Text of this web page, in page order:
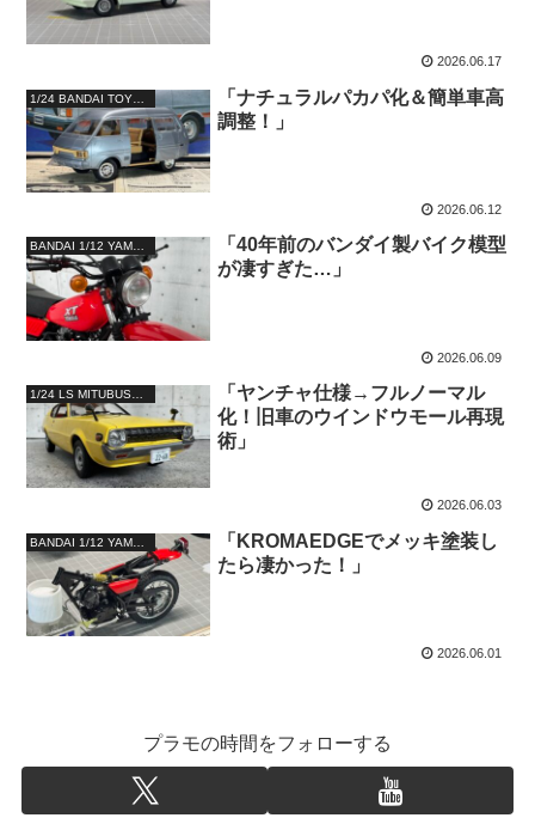
2026.06.17
「ナチュラルパカパ化＆簡単車高
調整！」
2026.06.12
BANDAI 1/12 YAMAHA XT250
「40年前のバンダイ製バイク模型
が凄すぎた…」
2026.06.09
「ヤンチャ仕様→フルノーマル
化！旧車のウインドウモール再現
術」
2026.06.03
「KROMAEDGEでメッキ塗装し
たら凄かった！」
2026.06.01
プラモの時間をフォローする